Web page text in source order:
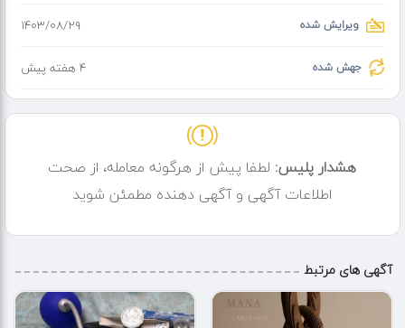
ویرایش شده ۱۴۰۳/۰۸/۲۹
جهش شده 4 هفته پیش
هشدار پلیس: لطفا پیش از هرگونه معامله، از صحت
اطلاعات آگهی و آگهی دهنده مطمئن شوید
آگهی های مرتبط